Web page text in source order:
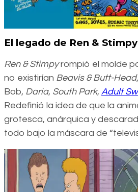
El legado de Ren & Stimpy
Ren & Stimpyrompió el molde
no existirían Beavis & Butt-Head,
Bob, Daria, South Park, Adult
Redefinió la idea de que la
grotesca, anárquica y
todo bajo la máscara de